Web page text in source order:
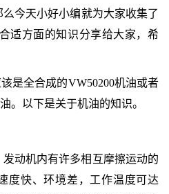
今天小好小编就为大家收集了
适方面的知识分享给大家，希
是全合成的VW50200机油或者
。以下是关于机油的知识。
动机内有许多相互摩擦运动的
度快、环境差，工作温度可达